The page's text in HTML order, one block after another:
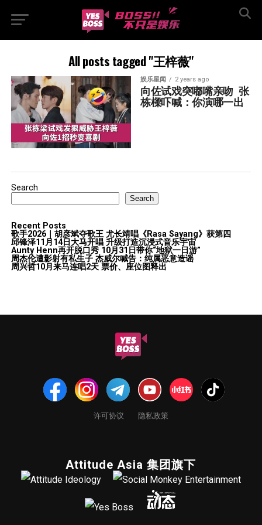
All posts tagged "王梓薇"
娱乐星闻 2 years ago
向佐试戏突嘟嘴亲吻  张
栋樑吓喊：你演哪一出
Search
Search
Recent Posts
歌手2026｜胡彦斌夺歌王 尤长靖唱《Rasa Sayang》获第四
邱锋泽11月14日大马开唱 升级打造沉浸式音乐宇宙
Aunty Henn再开脱口秀 10月31日带你“地狱一日游”
周杰伦遭影射有私生子 杰威尔喊告：纯属恶意造谣
周兴哲10月来马连唱2天 票价、座位图释出
许可协议 隐私政策
Attitude Asia 集团旗下